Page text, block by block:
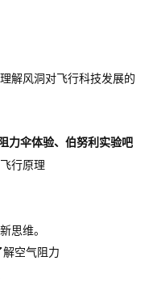
解风洞对飞行科技发展的
力伞体验、伯努利实验吧
行原理
思维。
解空气阻力